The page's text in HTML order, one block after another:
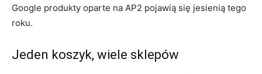
Google produkty oparte na AP2 pojawią się jesienią tego
roku.
Jeden koszyk, wiele sklepów